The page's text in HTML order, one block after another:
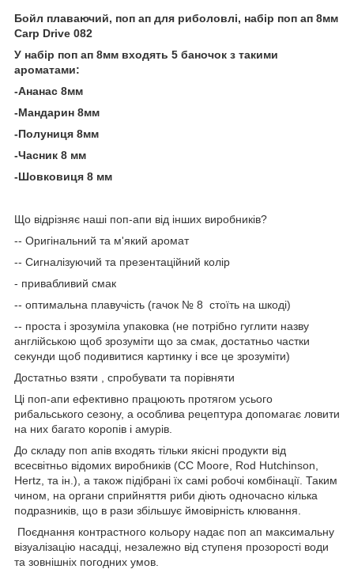
Бойл плаваючий, поп ап для риболовлі, набір поп ап 8мм
Carp Drive 082
У набір поп ап 8мм входять 5 баночок з такими
ароматами:
-Ананас 8мм
-Мандарин 8мм
-Полуниця 8мм
-Часник 8 мм
-Шовковиця 8 мм
Що відрізняє наші поп-апи від інших виробників?
-- Оригінальний та м'який аромат
-- Сигналізуючий та презентаційний колір
- привабливий смак
-- оптимальна плавучість (гачок № 8 стоїть на шкоді)
-- проста і зрозуміла упаковка (не потрібно гуглити назву
англійською щоб зрозуміти що за смак, достатньо частки
секунди щоб подивитися картинку і все це зрозуміти)
Достатньо взяти , спробувати та порівняти
Ці поп-апи ефективно працюють протягом усього
рибальського сезону, а особлива рецептура допомагає ловити
на них багато коропів і амурів.
До складу поп апів входять тільки якісні продукти від
всесвітньо відомих виробників (CC Moore, Rod Hutchinson,
Hertz, та ін.), а також підібрані їх самі робочі комбінації. Таким
чином, на органи сприйняття риби діють одночасно кілька
подразників, що в рази збільшує ймовірність клювання.
Поєднання контрастного кольору надає поп ап максимальну
візуалізацію насадці, незалежно від ступеня прозорості води
та зовнішніх погодних умов.